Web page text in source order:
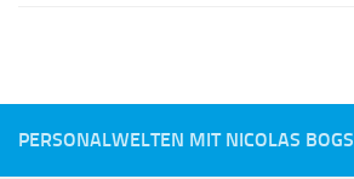
PERSONALWELTEN MIT NICOLAS BOGS